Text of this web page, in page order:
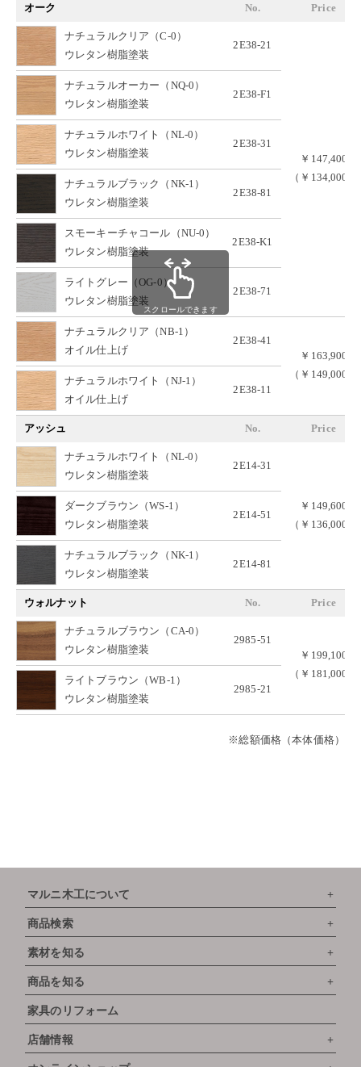
オーク No. Price
ナチュラルクリア（C-0）
ウレタン樹脂塗装
2E38-21
￥147,400
（￥134,000）
ナチュラルオーカー（NQ-0）
ウレタン樹脂塗装
2E38-F1
ナチュラルホワイト（NL-0）
ウレタン樹脂塗装
2E38-31
ナチュラルブラック（NK-1）
ウレタン樹脂塗装
2E38-81
スモーキーチャコール（NU-0）
ウレタン樹脂塗装
2E38-K1
ライトグレー（OG-0）
ウレタン樹脂塗装
2E38-71
ナチュラルクリア（NB-1）
オイル仕上げ
2E38-41
￥163,900
（￥149,000）
ナチュラルホワイト（NJ-1）
オイル仕上げ
2E38-11
アッシュ No. Price
ナチュラルホワイト（NL-0）
ウレタン樹脂塗装
2E14-31
￥149,600
（￥136,000）
ダークブラウン（WS-1）
ウレタン樹脂塗装
2E14-51
ナチュラルブラック（NK-1）
ウレタン樹脂塗装
2E14-81
ウォルナット No. Price
ナチュラルブラウン（CA-0）
ウレタン樹脂塗装
2985-51
￥199,100
（￥181,000）
ライトブラウン（WB-1）
ウレタン樹脂塗装
2985-21
※総額価格（本体価格）
スクロールできます
マルニ木工について
商品検索
素材を知る
商品を知る
家具のリフォーム
店舗情報